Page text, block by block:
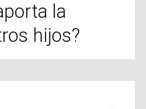
la
hijos?